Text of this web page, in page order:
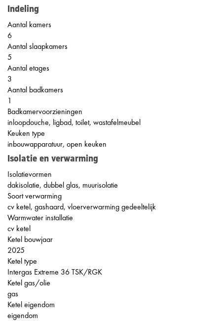
Indeling
Aantal kamers
6
Aantal slaapkamers
5
Aantal etages
3
Aantal badkamers
1
Badkamervoorzieningen
inloopdouche, ligbad, toilet, wastafelmeubel
Keuken type
inbouwapparatuur, open keuken
Isolatie en verwarming
Isolatievormen
dakisolatie, dubbel glas, muurisolatie
Soort verwarming
cv ketel, gashaard, vloerverwarming gedeeltelijk
Warmwater installatie
cv ketel
Ketel bouwjaar
2025
Ketel type
Intergas Extreme 36 TSK/RGK
Ketel gas/olie
gas
Ketel eigendom
eigendom